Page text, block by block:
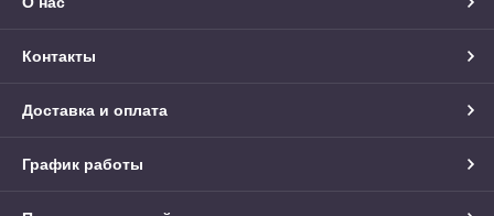
Контакты
Доставка и оплата
График работы